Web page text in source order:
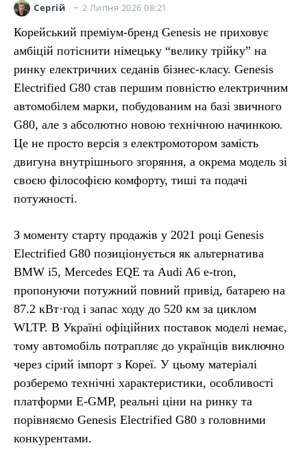
Сергій 2 Липня 2026 08:21
Корейський преміум-бренд Genesis не приховує
амбіцій потіснити німецьку “велику трійку” на
ринку електричних седанів бізнес-класу. Genesis
Electrified G80 став першим повністю електричним
автомобілем марки, побудованим на базі звичного
G80, але з абсолютно новою технічною начинкою.
Це не просто версія з електромотором замість
двигуна внутрішнього згоряння, а окрема модель зі
своєю філософією комфорту, тиші та подачі
потужності.
З моменту старту продажів у 2021 році Genesis
Electrified G80 позиціонується як альтернатива
BMW i5, Mercedes EQE та Audi A6 e-tron,
пропонуючи потужний повний привід, батарею на
87.2 кВт·год і запас ходу до 520 км за циклом
WLTP. В Україні офіційних поставок моделі немає,
тому автомобіль потрапляє до українців виключно
через сірий імпорт з Кореї. У цьому матеріалі
розберемо технічні характеристики, особливості
платформи E-GMP, реальні ціни на ринку та
порівняємо Genesis Electrified G80 з головними
конкурентами.